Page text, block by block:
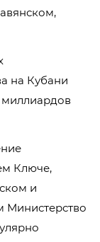
на Кубани
миллиардов
Ключе,
и
Министерство